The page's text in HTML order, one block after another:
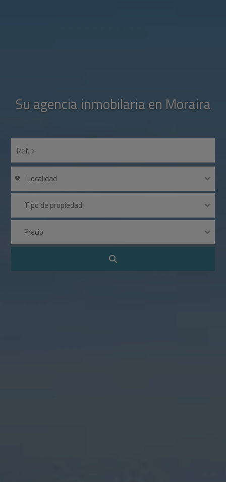
Su agencia inmobilaria en Moraira
Ref.
Localidad
Tipo de propiedad
Precio